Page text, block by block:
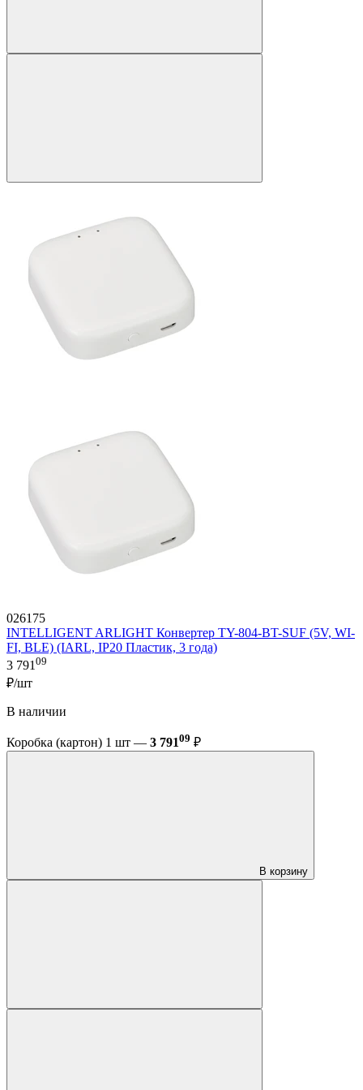
026175
INTELLIGENT ARLIGHT Конвертер TY-804-BT-SUF (5V, WI-
FI, BLE) (IARL, IP20 Пластик, 3 года)
3 79109
₽/шт
В наличии
Коробка (картон) 1 шт — 3 79109 ₽
В корзину